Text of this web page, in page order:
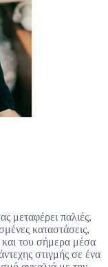
μεταφέρει παλιές,
καταστάσεις,
και του σήμερα μέσα
στιγμής σε ένα